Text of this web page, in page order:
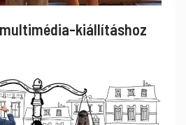
kiállításhoz